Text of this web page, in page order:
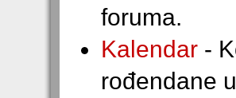
foruma.
Kalendar -
rođendane